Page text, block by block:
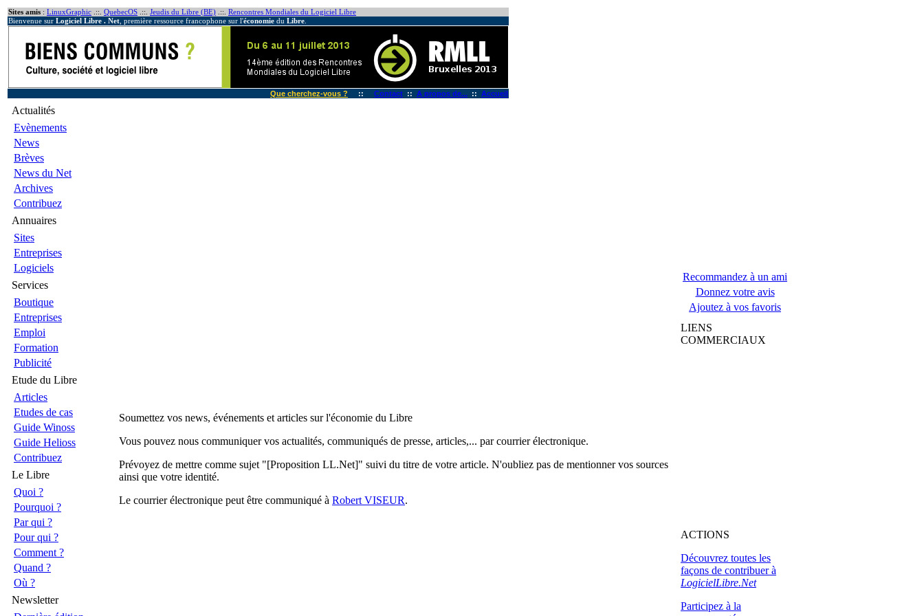
Sites amis : LinuxGraphic .::. QuebecOS .::. Jeudis du Libre (BE) .::. Rencontres Mondiales du Logiciel Libre
Bienvenue sur Logiciel Libre . Net , première ressource francophone sur l'économie du Libre
Que cherchez-vous ? :: Contact :: A propos de... :: Accueil
Actualités
Evènements
News
Brèves
News du Net
Archives
Contribuez
Annuaires
Sites
Entreprises
Logiciels
Services
Boutique
Entreprises
Emploi
Formation
Publicité
Etude du Libre
Articles
Etudes de cas
Guide Winoss
Guide Helioss
Contribuez
Le Libre
Quoi ?
Pourquoi ?
Par qui ?
Pour qui ?
Comment ?
Quand ?
Où ?
Newsletter
Soumettez vos news, événements et articles sur l'économie du Libre
Vous pouvez nous communiquer vos actualités, communiqués de presse, articles,... par courrier électronique.
Prévoyez de mettre comme sujet "[Proposition LL.Net]" suivi du titre de votre article. N'oubliez pas de mentionner vos sources
ainsi que votre identité.
Le courrier électronique peut être communiqué à Robert VISEUR.
Recommandez à un ami
Donnez votre avis
Ajoutez à vos favoris
LIENS
COMMERCIAUX
ACTIONS
Découvrez toutes les
façons de contribuer à
LogicielLibre.Net
Participez à la